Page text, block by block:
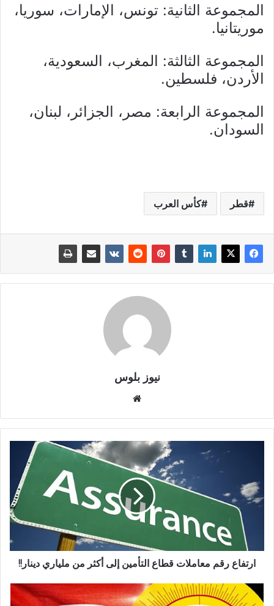
المجموعة الثانية: تونس، الإمارات، سوريا،
موريتانيا.
المجموعة الثالثة: المغرب، السعودية،
الأردن، فلسطين.
المجموعة الرابعة: مصر، الجزائر، لبنان،
السودان.
قطر كأس العرب
نيوز بلوس
ارتفاع رقم معاملات قطاع التأمين إلى أكثر من ملياري دينار!!